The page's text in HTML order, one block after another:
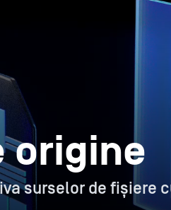
origine
surselor de fișiere